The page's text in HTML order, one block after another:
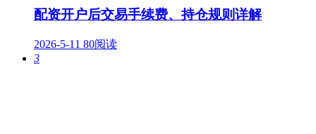
配资开户后交易手续费、持仓规则详解
2026-5-11 80阅读
3